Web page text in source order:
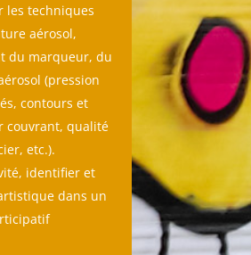
les techniques
aérosol,
du marqueur, du
(pression
contours et
couvrant, qualité
etc.).
identifier et
dans un